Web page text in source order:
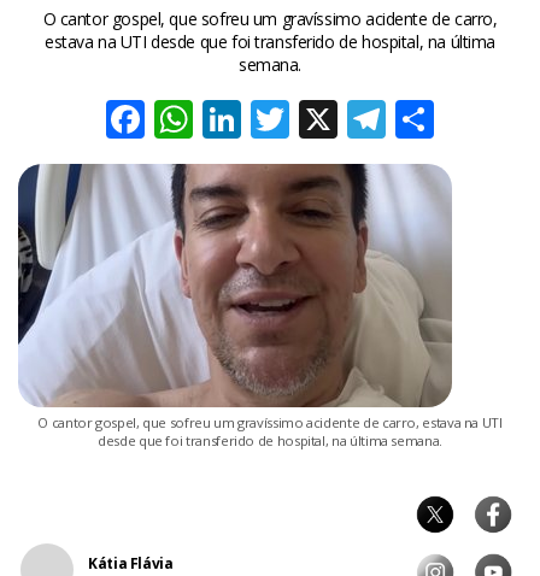
O cantor gospel, que sofreu um gravíssimo acidente de carro,
estava na UTI desde que foi transferido de hospital, na última
semana.
Facebook
WhatsApp
LinkedIn
Twitter
X
O cantor gospel, que sofreu um gravíssimo acidente de carro, estava na UTI
desde que foi transferido de hospital, na última semana.
Kátia Flávia